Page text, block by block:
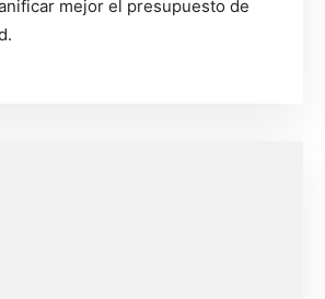
mejor el presupuesto de